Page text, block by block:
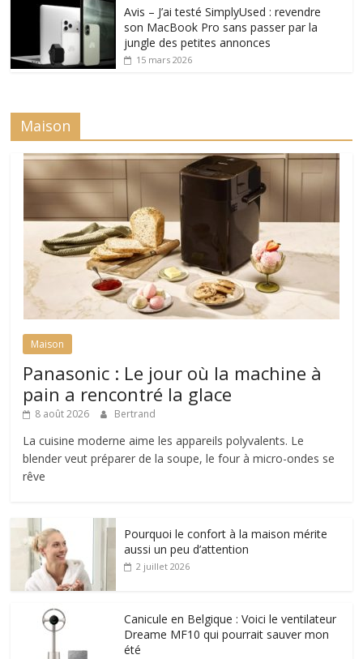
Avis – J’ai testé SimplyUsed : revendre
son MacBook Pro sans passer par la
jungle des petites annonces
15 mars 2026
Maison
Maison
Panasonic : Le jour où la machine à
pain a rencontré la glace
8 août 2026 Bertrand
La cuisine moderne aime les appareils polyvalents. Le
blender veut préparer de la soupe, le four à micro-ondes se
rêve
Pourquoi le confort à la maison mérite
aussi un peu d’attention
2 juillet 2026
Canicule en Belgique : Voici le ventilateur
Dreame MF10 qui pourrait sauver mon
été